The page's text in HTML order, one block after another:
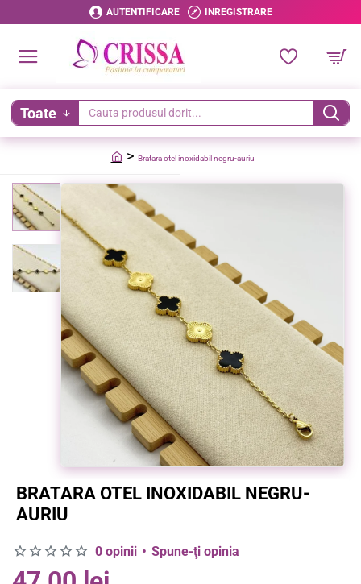
AUTENTIFICARE INREGISTRARE
Toate
Cauta
produsul
Bratara otel inoxidabil negru-auriu
BRATARA OTEL INOXIDABIL NEGRU-
AURIU
0 opinii • Spune-ţi opinia